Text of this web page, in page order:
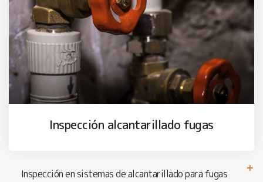
Inspección alcantarillado fugas
Inspección en sistemas de alcantarillado para fugas